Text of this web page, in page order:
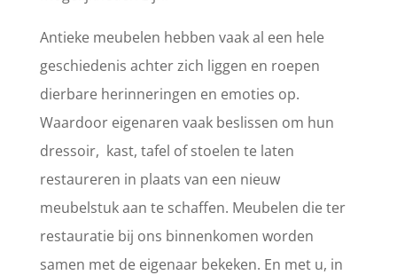
Antieke meubelen hebben vaak al een hele
geschiedenis achter zich liggen en roepen
dierbare herinneringen en emoties op.
Waardoor eigenaren vaak beslissen om hun
dressoir, kast, tafel of stoelen te laten
restaureren in plaats van een nieuw
meubelstuk aan te schaffen. Meubelen die ter
restauratie bij ons binnenkomen worden
samen met de eigenaar bekeken. En met u, in